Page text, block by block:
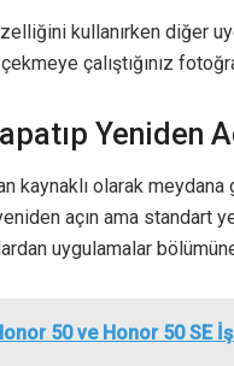
kullanırken diğer
çalıştığınız
Yeniden
kaynaklı olarak
açın ama
uygulamalar
50 ve Honor 50 SE